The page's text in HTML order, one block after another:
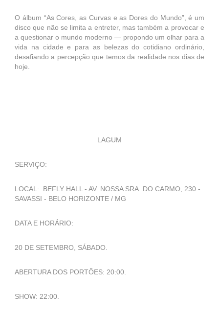
O álbum “As Cores, as Curvas e as Dores do Mundo”, é um
disco que não se limita a entreter, mas também a provocar e
a questionar o mundo moderno — propondo um olhar para a
vida na cidade e para as belezas do cotidiano ordinário,
desafiando a percepção que temos da realidade nos dias de
hoje.
LAGUM
SERVIÇO:
LOCAL: BEFLY HALL - AV. NOSSA SRA. DO CARMO, 230 -
SAVASSI - BELO HORIZONTE / MG
DATA E HORÁRIO:
20 DE SETEMBRO, SÁBADO.
ABERTURA DOS PORTÕES: 20:00.
SHOW: 22:00.